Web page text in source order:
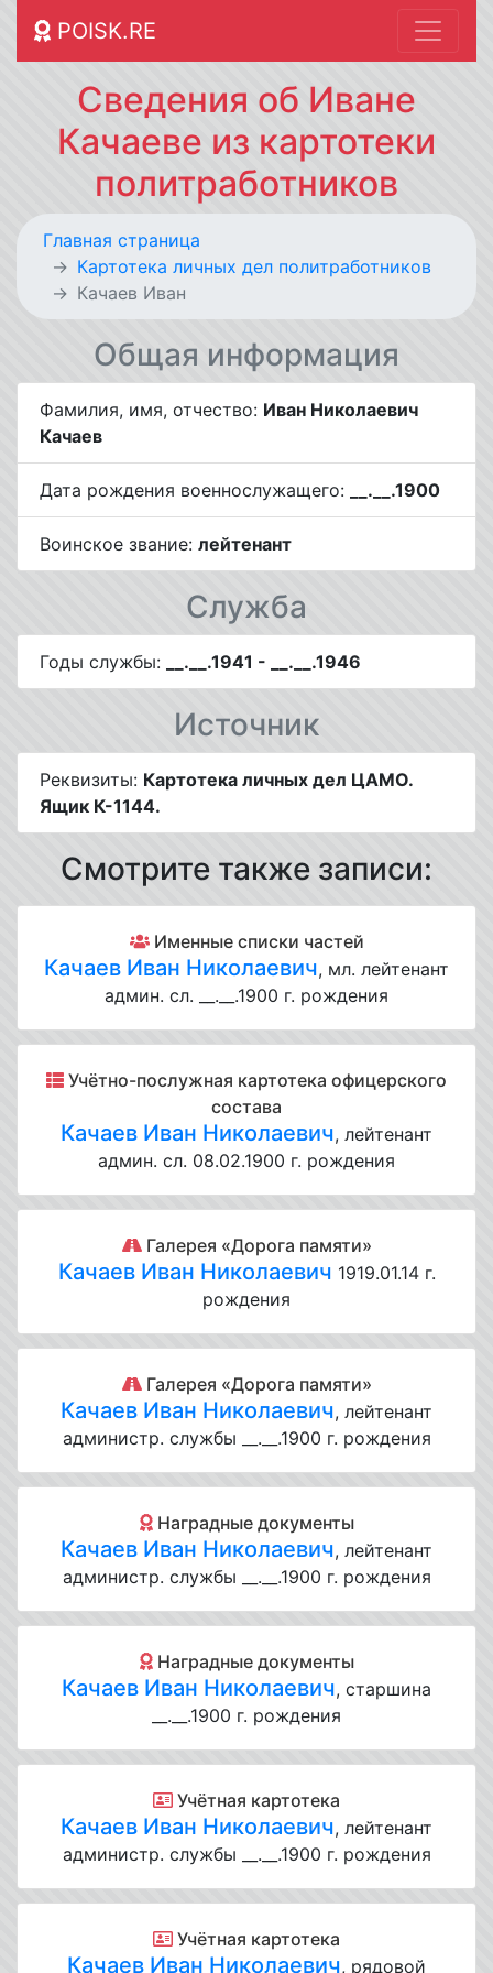
POISK.RE
Сведения об Иване
Качаеве из картотеки
политработников
Главная страница
Картотека личных дел политработников
Качаев Иван
Общая информация
Фамилия, имя, отчество: Иван Николаевич
Качаев
Дата рождения военнослужащего: __.__.1900
Воинское звание: лейтенант
Служба
Годы службы: __.__.1941 - __.__.1946
Источник
Реквизиты: Картотека личных дел ЦАМО.
Ящик К-1144.
Смотрите также записи:
Именные списки частей
Качаев Иван Николаевич, мл. лейтенант
админ. сл. __.__.1900 г. рождения
Учётно-послужная картотека офицерского
состава
Качаев Иван Николаевич, лейтенант
админ. сл. 08.02.1900 г. рождения
Галерея «Дорога памяти»
Качаев Иван Николаевич 1919.01.14 г.
рождения
Галерея «Дорога памяти»
Качаев Иван Николаевич, лейтенант
администр. службы __.__.1900 г. рождения
Наградные документы
Качаев Иван Николаевич, лейтенант
администр. службы __.__.1900 г. рождения
Наградные документы
Качаев Иван Николаевич, старшина
__.__.1900 г. рождения
Учётная картотека
Качаев Иван Николаевич, лейтенант
администр. службы __.__.1900 г. рождения
Учётная картотека
Качаев Иван Николаевич, рядовой